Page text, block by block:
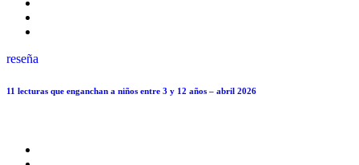
reseña
11 lecturas que enganchan a niños entre 3 y 12 años – abril 2026